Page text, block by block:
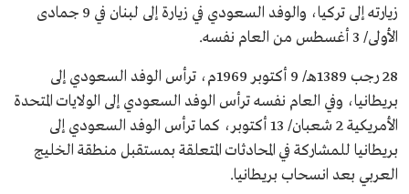
زيارته إلى تركيا، والوفد السعودي في زيارة إلى لبنان في 9 جمادى
الأولى/ 3 أغسطس من العام نفسه.
28 رجب 1389هـ/ 9 أكتوبر 1969م، ترأس الوفد السعودي إلى
بريطانيا، وفي العام نفسه ترأس الوفد السعودي إلى الولايات المتحدة
الأمريكية 2 شعبان/ 13 أكتوبر، كما ترأس الوفد السعودي إلى
بريطانيا للمشاركة في المحادثات المتعلقة بمستقبل منطقة الخليج
العربي بعد انسحاب بريطانيا.